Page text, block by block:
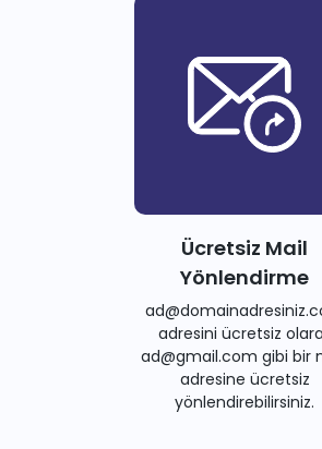
Ücretsiz Mail
Yönlendirme
adresini ücretsiz
ad@gmail.com gibi bir
adresine ücretsiz
yönlendirebilirsiniz.